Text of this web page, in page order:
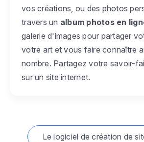
vos créations, ou des photos
travers un album photos en
galerie d'images pour partager
votre art et vous faire connaître
nombre. Partagez votre savoir-
sur un site internet.
Le logiciel de création de